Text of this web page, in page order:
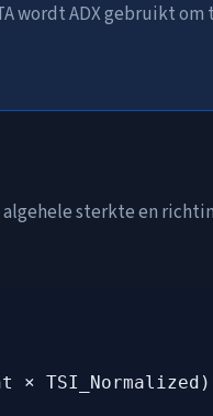
wordt ADX gebruikt
sterkte en
TSI_Normalized)